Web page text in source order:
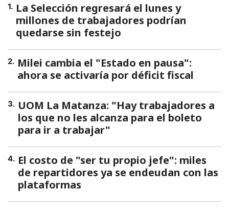
1. La Selección regresará el lunes y
millones de trabajadores podrían
quedarse sin festejo
2. Milei cambia el "Estado en pausa":
ahora se activaría por déficit fiscal
3. UOM La Matanza: "Hay trabajadores a
los que no les alcanza para el boleto
para ir a trabajar"
4. El costo de "ser tu propio jefe": miles
de repartidores ya se endeudan con las
plataformas